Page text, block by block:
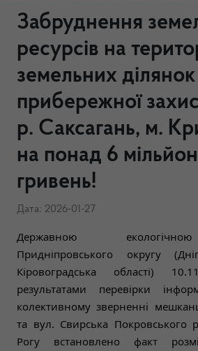
Забруднення
ресурсів на
земельних ділянок
прибережної
р. Саксагань, м.
на понад 6
гривень!
Дата: 2026-01-27
Державною
Придніпровського округу
Кіровоградська області)
результатами перевірки
колективному зверненні
та вул. Свирська Покровського
Рогу встановлено факт